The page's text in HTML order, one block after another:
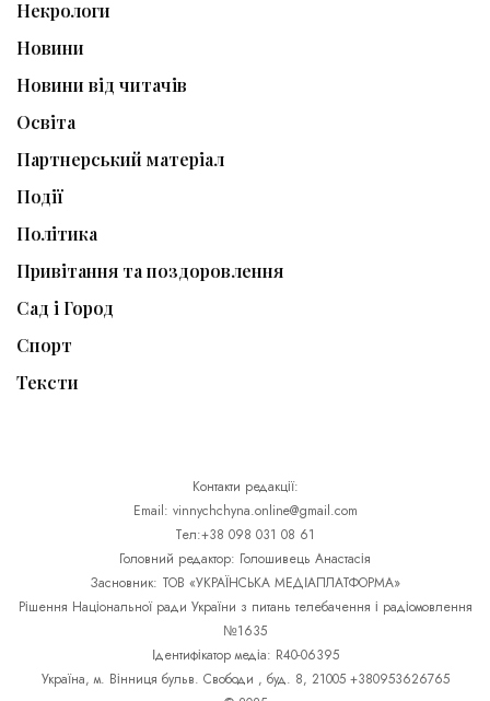
Некрологи
Новини
Новини від читачів
Освіта
Партнерський матеріал
Події
Політика
Привітання та поздоровлення
Сад і Город
Спорт
Тексти
Контакти редакції:
Email: vinnychchyna.online@gmail.com
Тел:+38 098 031 08 61
Головний редактор: Голошивець Анастасія
Засновник: ТОВ «УКРАЇНСЬКА МЕДІАПЛАТФОРМА»
Рішення Національної ради України з питань телебачення і радіомовлення
№1635
Ідентифікатор медіа: R40-06395
Україна, м. Вінниця бульв. Свободи , буд. 8, 21005 +380953626765